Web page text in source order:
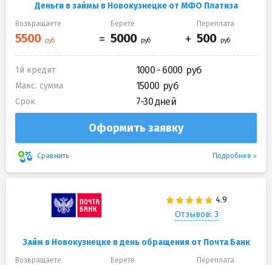
Деньги в займы в Новокузнецке от МФО Платиза
Возвращаете Берете Переплата
1й кредит 1000 - 6000
Макс. сумма 15000
Срок 7-30 дней
Оформить заявку
Сравнить Подробнее
Отзывов: 3
Займ в Новокузнецке в день обращения от Почта Банк
Возвращаете Берете Переплата